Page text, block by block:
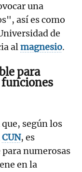
una
así es como
de
almagnesio.
para
según los
CUN, es
numerosas
en la